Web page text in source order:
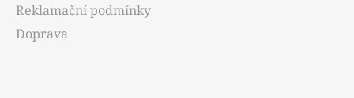
Reklamační podmínky
Doprava